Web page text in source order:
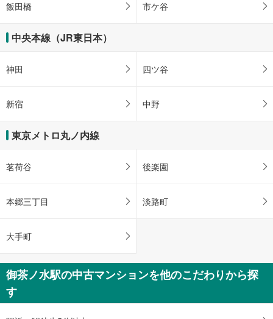
飯田橋 市ケ谷
中央本線（JR東日本）
神田 四ツ谷
新宿 中野
東京メトロ丸ノ内線
茗荷谷 後楽園
本郷三丁目 淡路町
大手町
御茶ノ水駅の中古マンションを他のこだわりから探
す